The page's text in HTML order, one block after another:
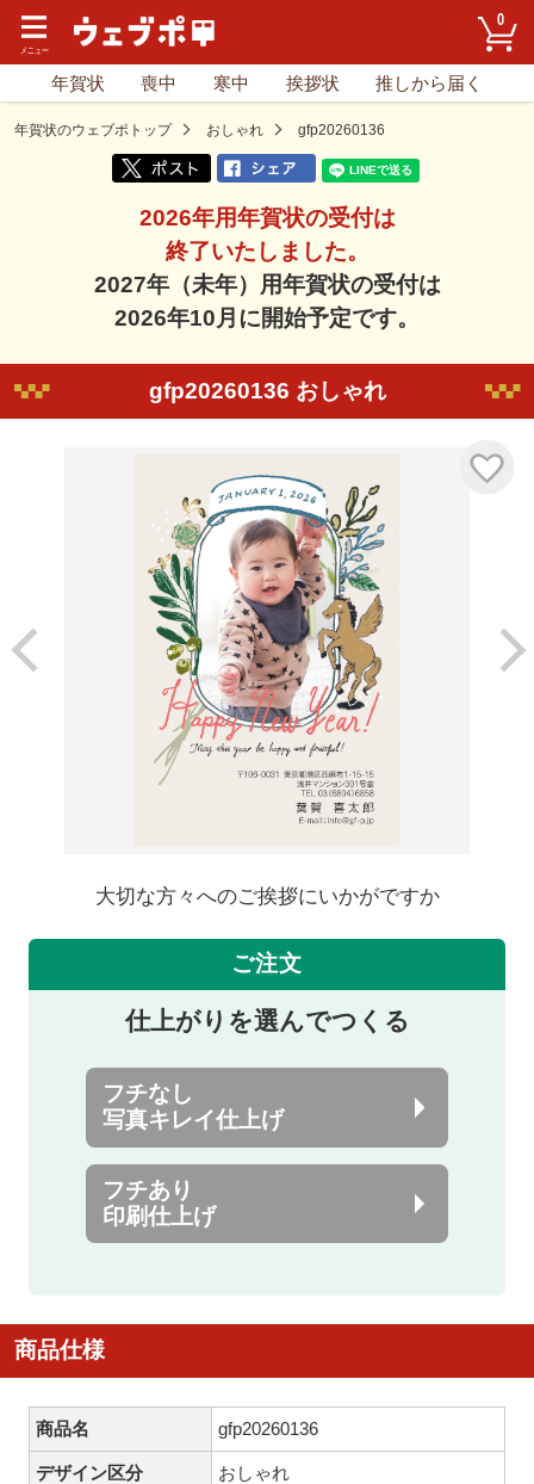
0
年賀状 喪中 寒中 挨拶状 推しから届く
年賀状のウェブポトップ おしゃれ gfp20260136
2026年用年賀状の受付は
終了いたしました。
2027年（未年）用年賀状の受付は
2026年10月に開始予定です。
gfp20260136 おしゃれ
大切な方々へのご挨拶にいかがですか
ご注文
仕上がりを選んでつくる
フチなし
写真キレイ仕上げ
フチあり
印刷仕上げ
商品仕様
商品名 gfp20260136
デザイン区分 おしゃれ